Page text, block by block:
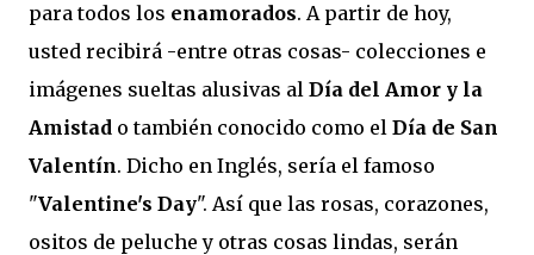
para todos los enamorados. A partir de hoy,
usted recibirá -entre otras cosas- colecciones e
imágenes sueltas alusivas al Día del Amor y la
Amistad o también conocido como el Día de San
Valentín. Dicho en Inglés, sería el famoso
"Valentine's Day". Así que las rosas, corazones,
ositos de peluche y otras cosas lindas, serán